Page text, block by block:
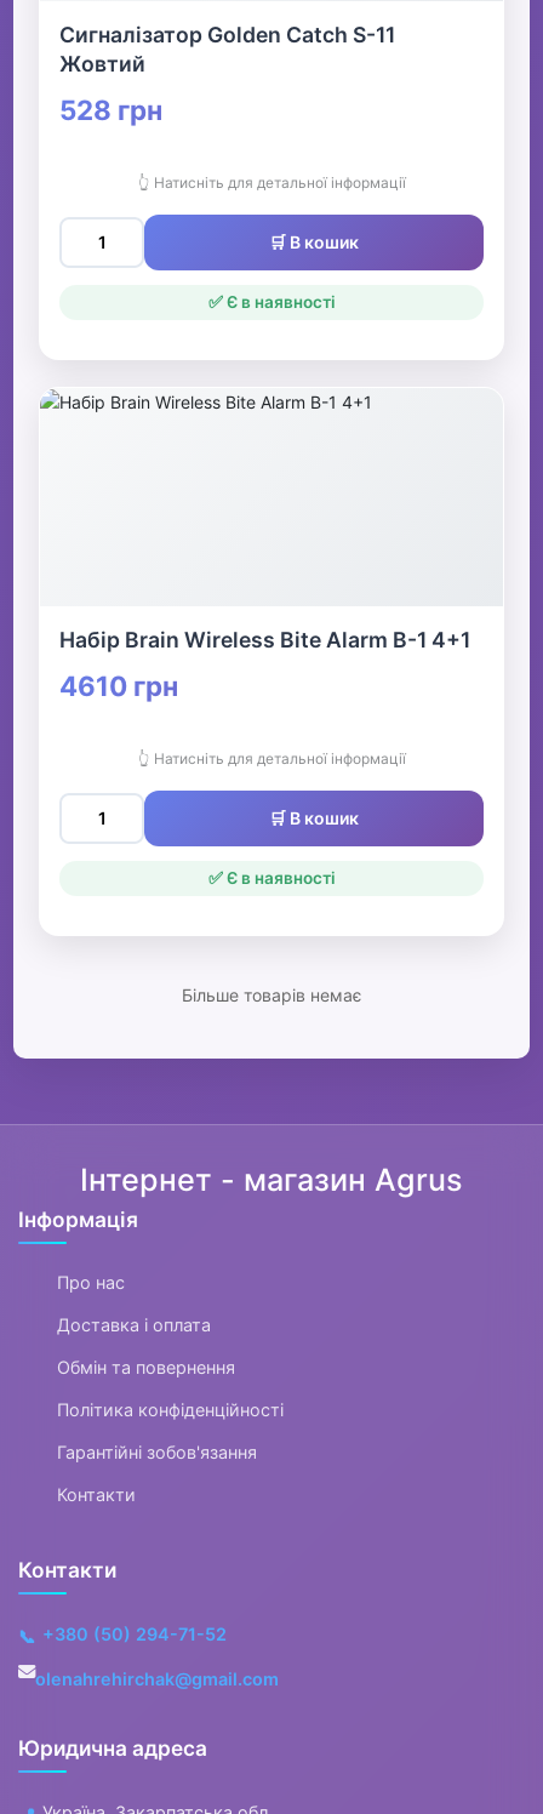
Сигналізатор Golden Catch S-11
Жовтий
528 грн
👆 Натисніть для детальної інформації
🛒 В кошик
✅ Є в наявності
Набір Brain Wireless Bite Alarm B-1 4+1
4610 грн
👆 Натисніть для детальної інформації
🛒 В кошик
✅ Є в наявності
Більше товарів немає
Інтернет - магазин Agrus
Інформація
Про нас
Доставка і оплата
Обмін та повернення
Політика конфіденційності
Гарантійні зобов'язання
Контакти
Контакти
📞 +380 (50) 294-71-52
olenahrehirchak@gmail.com
Юридична адреса